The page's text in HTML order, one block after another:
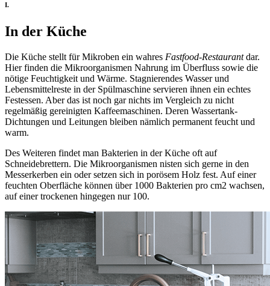
I.
In der Küche
Die Küche stellt für Mikroben ein wahres Fastfood-Restaurantdar.
Hier finden die Mikroorganismen Nahrung im Überfluss sowie die
nötige Feuchtigkeit und Wärme. Stagnierendes Wasser und
Lebensmittelreste in der Spülmaschine servieren ihnen ein echtes
Festessen. Aber das ist noch gar nichts im Vergleich zu nicht
regelmäßig gereinigten Kaffeemaschinen. Deren Wassertank-
Dichtungen und Leitungen bleiben nämlich permanent feucht und
warm.
Des Weiteren findet man Bakterien in der Küche oft auf
Schneidebrettern. Die Mikroorganismen nisten sich gerne in den
Messerkerben ein oder setzen sich in porösem Holz fest. Auf einer
feuchten Oberfläche können über 1000 Bakterien pro cm2 wachsen,
auf einer trockenen hingegen nur 100.